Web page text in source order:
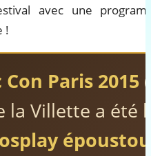
avec une
!
Paris 2015
la Villette a été